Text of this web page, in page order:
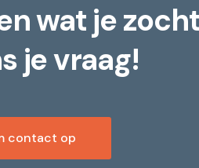
wat je
je vraag!
contact op